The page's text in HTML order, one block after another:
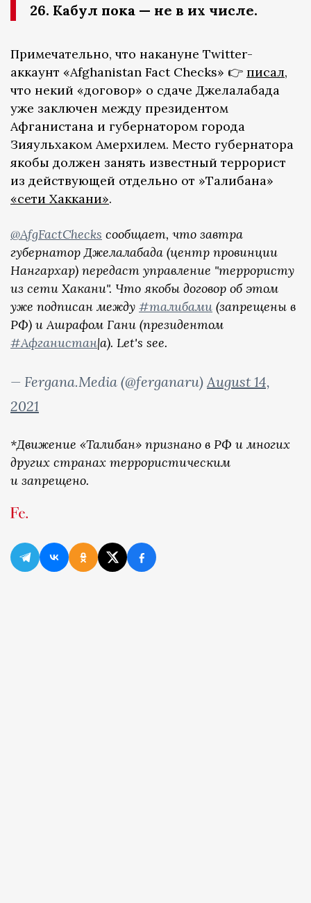
26. Кабул пока — не в их числе.
Примечательно, что накануне Twitter-
аккаунт «Afghanistan Fact Checks» 👉 писал,
что некий «договор» о сдаче Джелалабада
уже заключен между президентом
Афганистана и губернатором города
Зияульхаком Амерхилем. Место губернатора
якобы должен занять известный террорист
из действующей отдельно от »Талибана»
«сети Хаккани».
@AfgFactChecks сообщает, что завтра
губернатор Джелалабада (центр провинции
Нангархар) передаст управление "террористу
из сети Хакани". Что якобы договор об этом
уже подписан между #талибами (запрещены в
РФ) и Ашрафом Гани (президентом
#Афганистан|а). Let's see.
— Fergana.Media (@ferganaru)August 14,
2021
*Движение «Талибан» признано в РФ и многих
других странах террористическим
и запрещено.